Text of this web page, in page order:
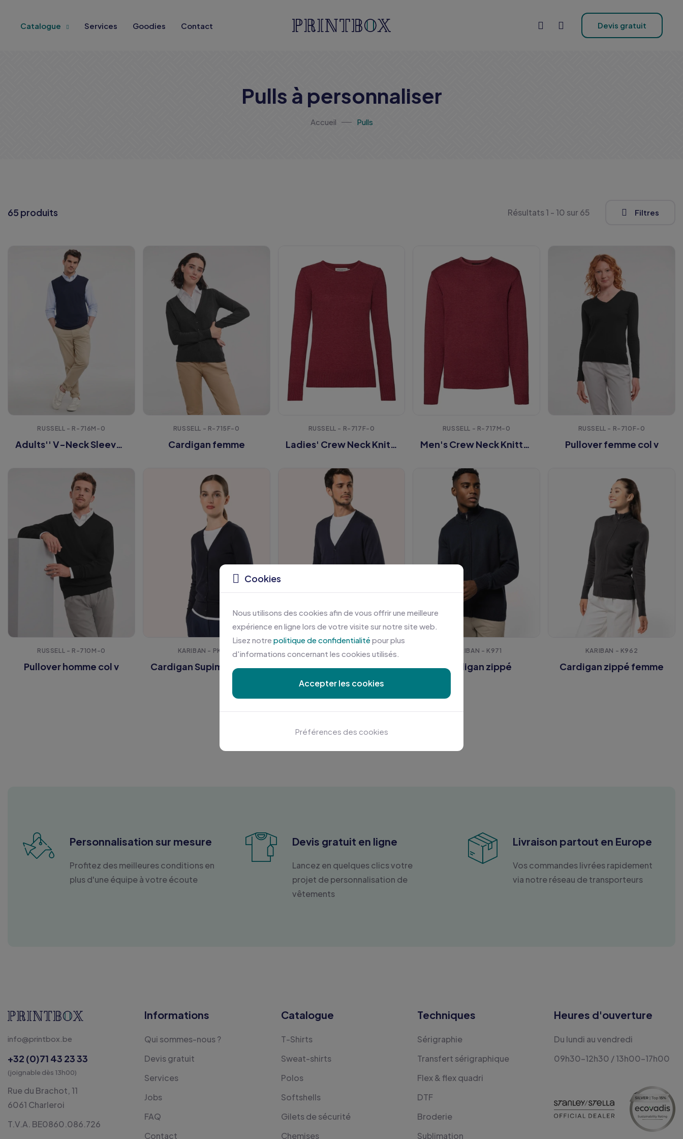
Catalogue Services Goodies Contact Devis gratuit
Pulls à personnaliser
Accueil Pulls
65 produits Résultats 1 - 10 sur 65 Filtres
RUSSELL - R-716M-0
Adults'' V-Neck Sleeveless Knitted Pullover
RUSSELL - R-715F-0
Cardigan femme
RUSSELL - R-717F-0
Ladies' Crew Neck Knitted Pullover
RUSSELL - R-717M-0
Men's Crew Neck Knitted Pullover
RUSSELL - R-710F-0
Pullover femme col v
RUSSELL - R-710M-0
Pullover homme col v
KARIBAN - PK903
Cardigan Supima® femme
KARIBAN - PK902
Cardigan Supima® homme
KARIBAN - K971
Cardigan zippé
KARIBAN - K962
Cardigan zippé femme
Personnalisation sur mesure
Profitez des meilleures conditions en
plus d'une équipe à votre écoute
Devis gratuit en ligne
Lancez en quelques clics votre
projet de personnalisation de
vêtements
Livraison partout en Europe
Vos commandes livrées rapidement
via notre réseau de transporteurs
info@printbox.be
+32 (0)71 43 23 33
(joignable dès 13h00)
Rue du Brachot, 11
6061 Charleroi
T.V.A. BE0860.086.726
Informations
Qui sommes-nous ?
Devis gratuit
Services
Jobs
FAQ
Contact
Catalogue
T-Shirts
Sweat-shirts
Polos
Softshells
Gilets de sécurité
Chemises
Techniques
Sérigraphie
Transfert sérigraphique
Flex & flex quadri
DTF
Broderie
Sublimation
Heures d'ouverture
Du lundi au vendredi
09h30-12h30 / 13h00-17h00
Cookies
Nous utilisons des cookies afin de vous offrir une meilleure
expérience en ligne lors de votre visite sur notre site web.
Lisez notre politique de confidentialitépour plus
d'informations concernant les cookies utilisés.
Accepter les cookies
Préférences des cookies